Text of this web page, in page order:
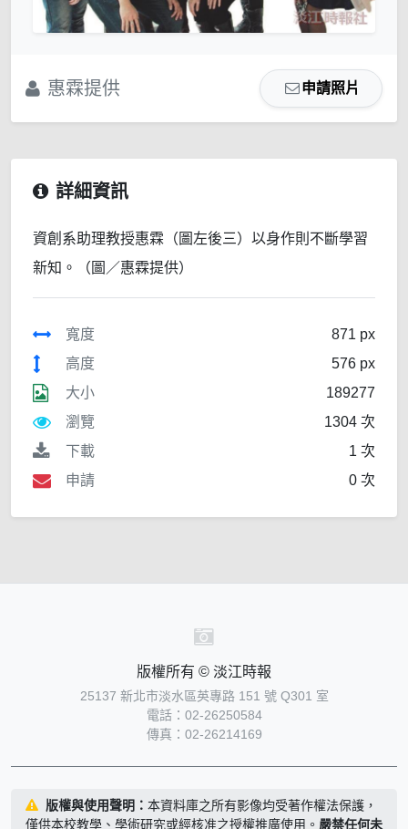
惠霖提供 申請照片
詳細資訊
資創系助理教授惠霖（圖左後三）以身作則不斷學習
新知。（圖／惠霖提供）
寬度
871 px
高度
576 px
大小
189277
瀏覽
1304 次
下載
1 次
申請
0 次
版權所有 © 淡江時報
25137 新北市淡水區英專路 151 號 Q301 室
電話：02-26250584
傳真：02-26214169
版權與使用聲明： 本資料庫之所有影像均受著作權法保護，
僅供本校教學、學術研究或經核准之授權推廣使用。 嚴禁任何未